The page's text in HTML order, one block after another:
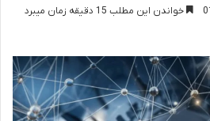
خواندن این مطلب 15 دقیقه زمان میبرد